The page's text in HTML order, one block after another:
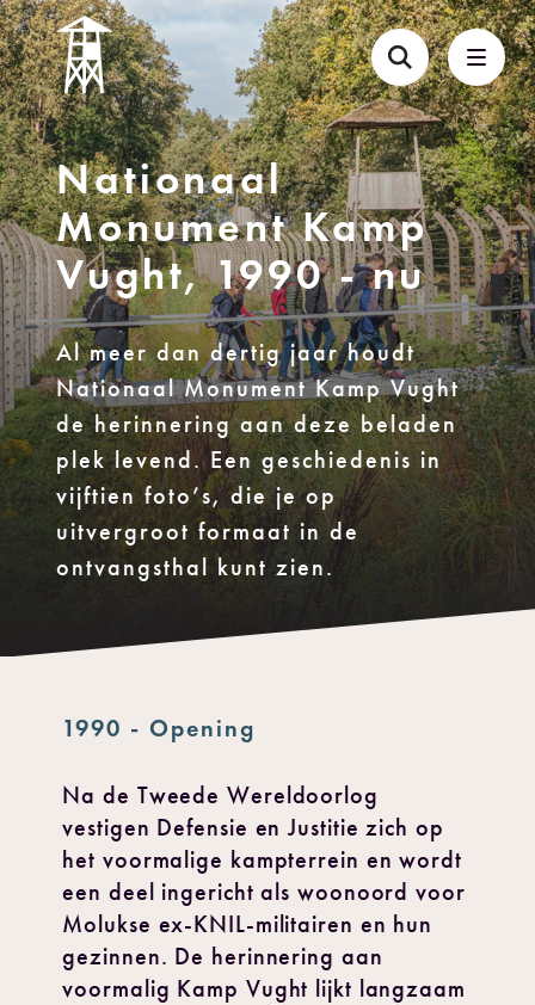
Nationaal
Monument Kamp
Vught, 1990 - nu
Al meer dan dertig jaar houdt
Nationaal Monument Kamp Vught
de herinnering aan deze beladen
plek levend. Een geschiedenis in
vijftien foto’s, die je op
uitvergroot formaat in de
ontvangsthal kunt zien.
1990 - Opening
Na de Tweede Wereldoorlog
vestigen Defensie en Justitie zich op
het voormalige kampterrein en wordt
een deel ingericht als woonoord voor
Molukse ex-KNIL-militairen en hun
gezinnen. De herinnering aan
voormalig Kamp Vught lijkt langzaam